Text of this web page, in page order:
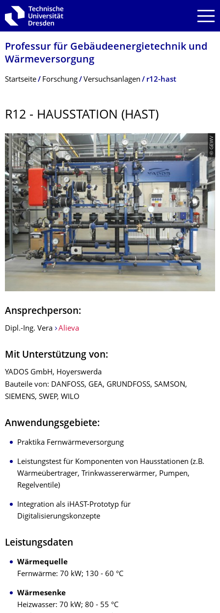
Zur Hauptnavigation springen
Zur Suche springen
Zum Inhalt springen
Professur für Gebäudeenergie­technik und
Wärmeversorgung
Breadcrumb-Menü
Startseite Forschung Versuchsanlagen r12-hast
R12 - HAUSSTATION (HAST)
© GEWV
Ansprechperson:
Dipl.-Ing. Vera Alieva
Mit Unterstützung von:
YADOS GmbH, Hoyerswerda
Bauteile von: DANFOSS, GEA, GRUNDFOSS, SAMSON,
SIEMENS, SWEP, WILO
Anwendungsgebiete:
Praktika Fernwärmeversorgung
Leistungstest für Komponenten von Hausstationen (z.B.
Wärmeübertrager, Trinkwassererwärmer, Pumpen,
Regelventile)
Integration als iHAST-Prototyp für
Digitalisierungskonzepte
Leistungsdaten
Wärmequelle
Fernwärme: 70 kW; 130 - 60 °C
Wärmesenke
Heizwasser: 70 kW; 80 - 55 °C